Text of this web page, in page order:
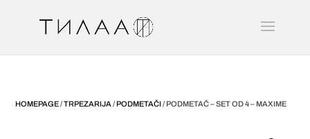
HOMEPAGE/TRPEZARIJA /PODMETAČI/ PODMETAČ – SET OD 4 – MAXIME